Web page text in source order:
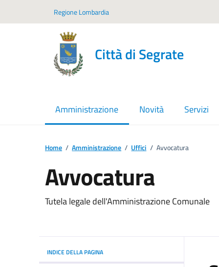
Regione Lombardia
Città di Segrate
Amministrazione
menu selezionato Novità Servizi
Home / Amministrazione / Uffici / Avvocatura
Avvocatura
Tutela legale dell'Amministrazione Comunale
INDICE DELLA PAGINA